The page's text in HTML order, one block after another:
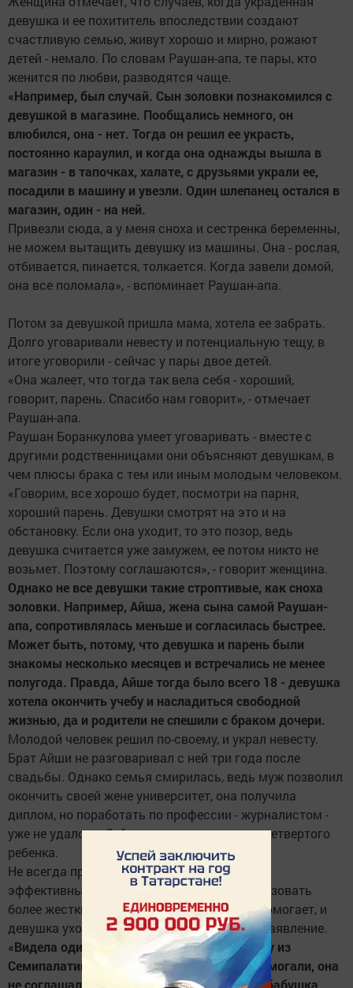
девушка и ее похититель впоследствии создают
счастливую семью, живут хорошо и мирно, рожают
детей - немало. По словам Раушан-апа, те пары, кто
женится по любви, разводятся чаще.
«Например, был случай. Сын золовки познакомился с
девушкой в магазине. Пообщались немного, он
влюбился, она - нет. Тогда он решил ее украсть,
постоянно караулил, и когда она однажды вышла в
магазин - в тапочках, халате, с друзьями украли ее,
посадили в машину и увезли. Один шлепанец остался в
магазин, один - на ней.
Привезли сюда, а у меня сноха и сестренка беременны,
не можем вытащить девушку из машины. Она - рослая,
отбивается, пинается, толкается. Когда завели домой,
она все поломала», - вспоминает Раушан-апа.
Потом за девушкой пришла мама, хотела ее забрать.
Долго уговаривали невесту и потенциальную тещу, в
итоге уговорили - сейчас у пары двое детей.
«Она жалеет, что тогда так вела себя - хороший,
говорит, парень. Спасибо нам говорит», - отмечает
Раушан-апа.
Раушан Боранкулова умеет уговаривать - вместе с
другими родственницами они объясняют девушкам, в
чем плюсы брака с тем или иным молодым человеком.
«Говорим, все хорошо будет, посмотри на парня,
хороший парень. Девушки смотрят на это и на
обстановку. Если она уходит, то это позор, ведь
девушка считается уже замужем, ее потом никто не
возьмет. Поэтому соглашаются», - говорит женщина.
Однако не все девушки такие строптивые, как сноха
золовки. Например, Айша, жена сына самой Раушан-
апа, сопротивлялась меньше и согласилась быстрее.
Может быть, потому, что девушка и парень были
знакомы несколько месяцев и встречались не менее
полугода. Правда, Айше тогда было всего 18 - девушка
хотела окончить учебу и насладиться свободной
жизнью, да и родители не спешили с браком дочери.
Молодой человек решил по-своему, и украл невесту.
Брат Айши не разговаривал с ней три года после
свадьбы. Однако семья смирилась, ведь муж позволил
окончить своей жене университет, она получила
диплом, но поработать по профессии - журналистом -
уже не удалось. Сейчас девушка ждет уже четвертого
ребенка.
Не всегда простые уговоры оказываются
эффективными - иногда приходится использовать
более жесткие методы, а порой ничего не помогает, и
девушка уходит. В редких случаях - пишет заявление.
«Видела один случай, когда украли девушку из
Семипалатинска, но никакие уговоры не помогали, она
не соглашалась остаться. Тогда 80-летняя бабушка